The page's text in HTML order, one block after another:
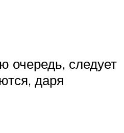
очередь, следует
даря